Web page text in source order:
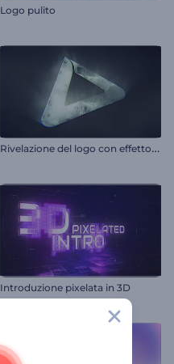
Logo pulito
R
ivelazione del logo con effetto luce cinematografica
Introduzione pixelata in 3D